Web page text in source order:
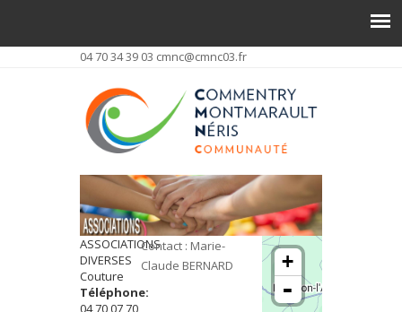
04 70 34 39 03 cmnc@cmnc03.fr
ASSOCIATIONS
DIVERSES
Couture
Téléphone:
04 70 07 70
Contact : Marie-
Claude BERNARD
+
-